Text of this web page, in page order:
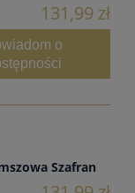
131,99 zł
o
Szafran